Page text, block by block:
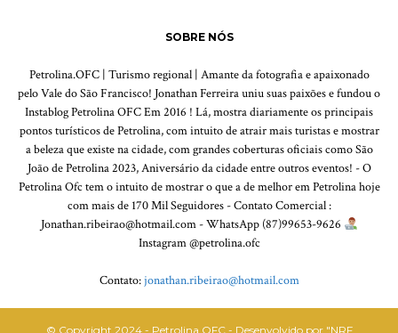
SOBRE NÓS
Petrolina.OFC | Turismo regional | Amante da fotografia e apaixonado
pelo Vale do São Francisco! Jonathan Ferreira uniu suas paixões e fundou o
Instablog Petrolina OFC Em 2016 ! Lá, mostra diariamente os principais
pontos turísticos de Petrolina, com intuito de atrair mais turistas e mostrar
a beleza que existe na cidade, com grandes coberturas oficiais como São
João de Petrolina 2023, Aniversário da cidade entre outros eventos! - O
Petrolina Ofc tem o intuito de mostrar o que a de melhor em Petrolina hoje
com mais de 170 Mil Seguidores - Contato Comercial :
Jonathan.ribeirao@hotmail.com - WhatsApp (87)99653-9626
Instagram @petrolina.ofc
Contato:jonathan.ribeirao@hotmail.com
© Copyright 2024 - Petrolina OFC - Desenvolvido por "NRF